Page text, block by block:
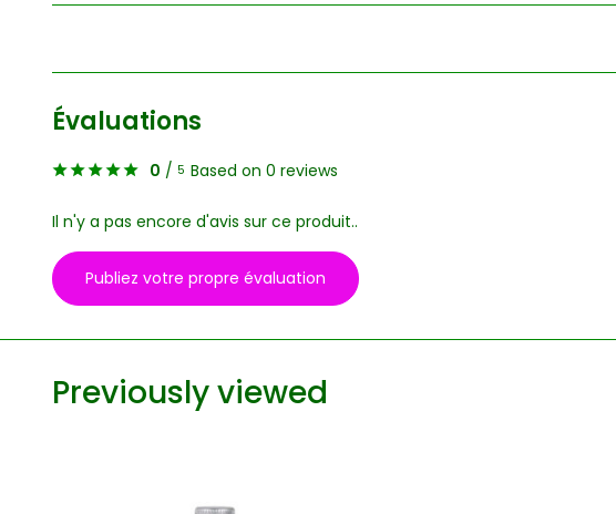
Évaluations
0 / 5 Based on 0 reviews
Il n'y a pas encore d'avis sur ce produit..
Publiez votre propre évaluation
Previously viewed